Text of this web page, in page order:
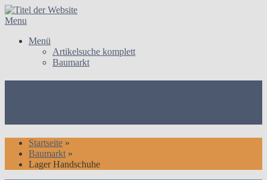
Skip
to
Menu
Menü
Artikelsuche komplett
Baumarkt
Startseite »
Baumarkt »
Lager Handschuhe